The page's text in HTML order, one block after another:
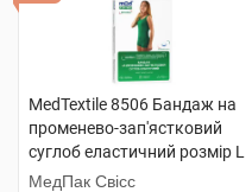
MedTextile 8506 Бандаж на
променево-зап'ястковий
суглоб еластичний розмір L
1 шт
МедПак Свісс